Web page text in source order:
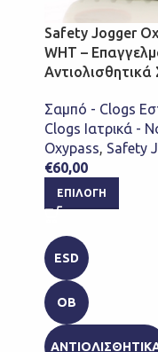
Safety Jogger
WHT –
Αντιολισθητικά
Σαμπό - Clogs
Clogs Ιατρικά -
Oxypass, Safety
€60,00
ΕΠΙΛΟΓΉ
ESD
OB